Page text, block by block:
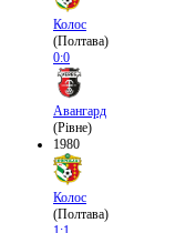
Колос
(Полтава)
0:0
Авангард
(Рівне)
1980
Колос
(Полтава)